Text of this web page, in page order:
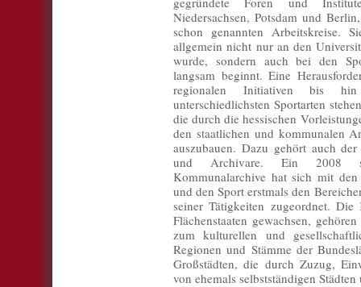
Niedersachsen, Potsdam und
schon genannten Arbeitskreise.
allgemein nicht nur an den
wurde, sondern auch bei den
langsam beginnt. Eine
regionalen Initiativen bis
unterschiedlichsten Sportarten
die durch die hessischen
den staatlichen und kommunalen
auszubauen. Dazu gehört auch
und Archivare. Ein 2008
Kommunalarchive hat sich mit
und den Sport erstmals den
seiner Tätigkeiten zugeordnet.
Flächenstaaten gewachsen,
zum kulturellen und
Regionen und Stämme der
Großstädten, die durch Zuzug,
von ehemals selbstständigen